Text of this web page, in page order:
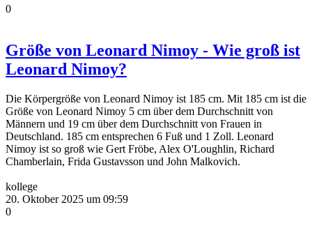
0
Größe von Leonard Nimoy - Wie groß ist
Leonard Nimoy?
Die Körpergröße von Leonard Nimoy ist 185 cm. Mit 185 cm ist die
Größe von Leonard Nimoy 5 cm über dem Durchschnitt von
Männern und 19 cm über dem Durchschnitt von Frauen in
Deutschland. 185 cm entsprechen 6 Fuß und 1 Zoll. Leonard
Nimoy ist so groß wie Gert Fröbe, Alex O'Loughlin, Richard
Chamberlain, Frida Gustavsson und John Malkovich.
kollege
20. Oktober 2025 um 09:59
0